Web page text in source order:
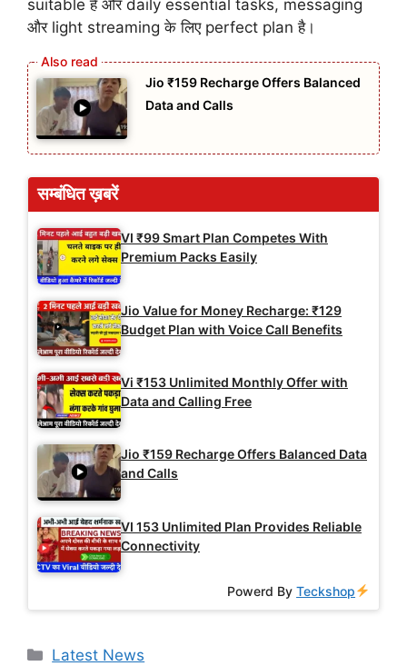
suitable है और daily essential tasks, messaging
और light streaming के लिए perfect plan है।
Jio ₹159 Recharge Offers Balanced
Data and Calls
सम्बंधित ख़बरें
VI ₹99 Smart Plan Competes With
Premium Packs Easily
Jio Value for Money Recharge: ₹129
Budget Plan with Voice Call Benefits
Vi ₹153 Unlimited Monthly Offer with
Data and Calling Free
Jio ₹159 Recharge Offers Balanced Data
and Calls
VI 153 Unlimited Plan Provides Reliable
Connectivity
Powerd ByTeckshop
Categories
Latest News